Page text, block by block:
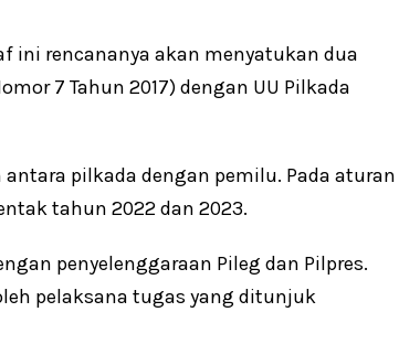
ini rencananya akan menyatukan dua
7 Tahun 2017) dengan UU Pilkada
pilkada dengan pemilu. Pada aturan
tahun 2022 dan 2023.
penyelenggaraan Pileg dan Pilpres.
pelaksana tugas yang ditunjuk